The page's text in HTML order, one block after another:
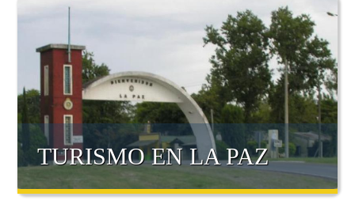
TURISMO EN LA PAZ